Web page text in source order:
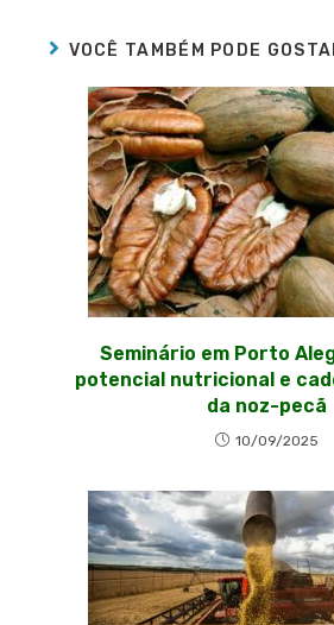
VOCÊ TAMBÉM PODE
Seminário em Porto
potencial nutricional e
da noz-pecã
10/09/2025